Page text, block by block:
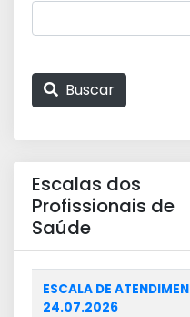
Buscar
Escalas dos
Profissionais de
Saúde
ESCALA DE
24.07.2026